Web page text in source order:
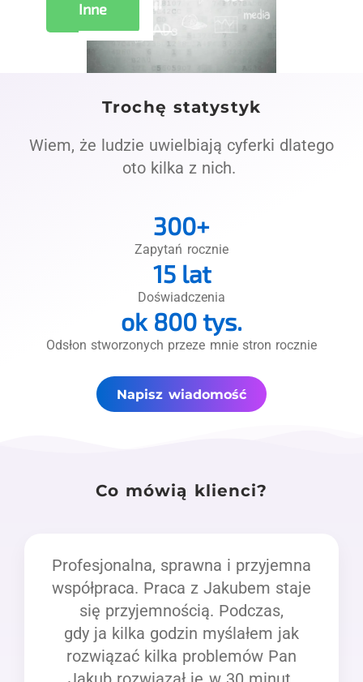
Inne
Trochę statystyk
Wiem, że ludzie uwielbiają cyferki dlatego
oto kilka z nich.
Zapytań rocznie
300+
Doświadczenia
15 lat
Odsłon stworzonych przeze mnie stron rocznie
ok 800 tys.
Napisz wiadomość
Co mówią klienci?
Profesjonalna, sprawna i przyjemna
współpraca. Praca z Jakubem staje
się przyjemnością. Podczas,
gdy ja kilka godzin myślałem jak
rozwiązać kilka problemów Pan